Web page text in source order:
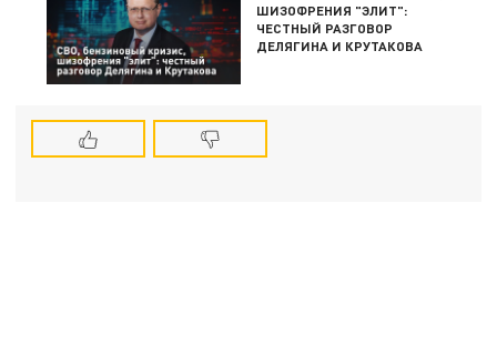
ШИЗОФРЕНИЯ "ЭЛИТ":
ЧЕСТНЫЙ РАЗГОВОР
ДЕЛЯГИНА И КРУТАКОВА